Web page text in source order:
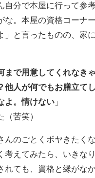
自分で本屋に行って参
な。本屋の資格コーナ
」と言ったものの、家
まで用意してくれなき
他人が何でもお膳立て
よ。情けない 」
（苦笑）
んのごとくボヤきたく
考えてみたら、いきな
れても、資格と縁がな